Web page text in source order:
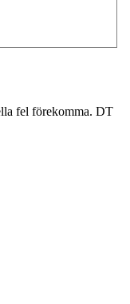
fel förekomma. DT